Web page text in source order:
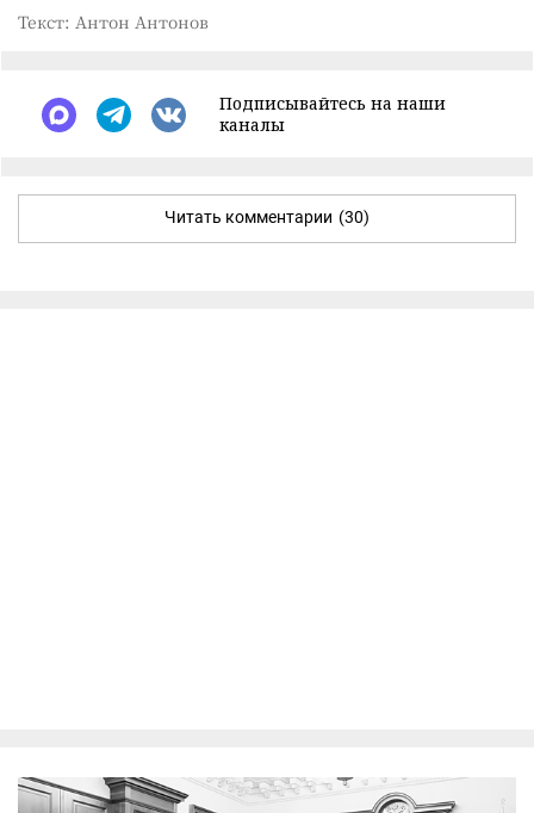
Текст: Антон Антонов
Подписывайтесь на наши
каналы
Читать комментарии (30)